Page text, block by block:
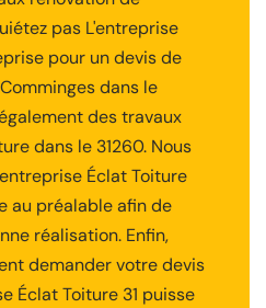
pas L'entreprise
pour un devis de
dans le
des travaux
dans le 31260. Nous
Éclat Toiture
au préalable afin de
réalisation. Enfin,
demander votre devis
Éclat Toiture 31 puisse